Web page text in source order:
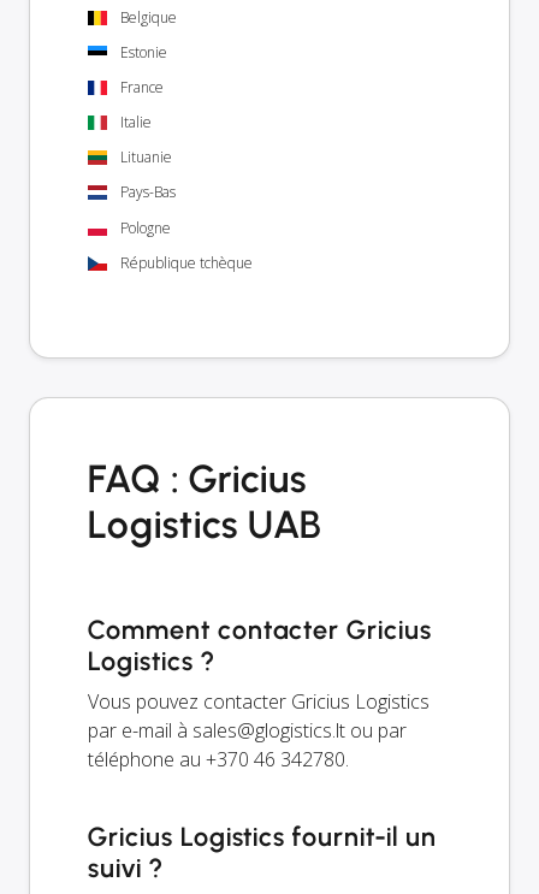
Belgique
Estonie
France
Italie
Lituanie
Pays-Bas
Pologne
République tchèque
FAQ : Gricius
Logistics UAB
Comment contacter Gricius
Logistics ?
Vous pouvez contacter Gricius Logistics
par e-mail à sales@glogistics.lt ou par
téléphone au +370 46 342780.
Gricius Logistics fournit-il un
suivi ?